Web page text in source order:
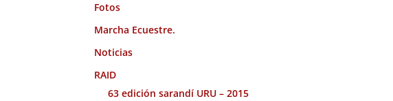
Fotos
Marcha Ecuestre.
Noticias
RAID
63 edición sarandí URU – 2015